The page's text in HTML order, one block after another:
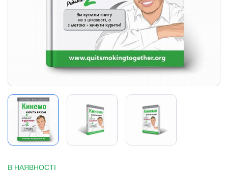
В НАЯВНОСТІ